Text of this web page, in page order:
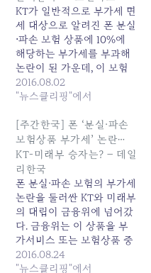
KT가 일반적으로 부가세 면
세 대상으로 알려진 폰 분실
⋅파손 보험 상품에 10%에
해당하는 부가세를 부과해
논란이 된 가운데, 이 보험
상품의 부가세 부당이득 반
환 청구권이 곧 소멸되는 것
하게 세금을 걷은 것이 확인
이 되더라도 법적으로 돌려
받을 길이 없다는 뜻이다.
특히 KT는 올해 해당 보험
상품을 팔면서 보험 가입 상
품…
2016.08.02
"뉴스클리핑"에서
[주간한국] 폰 ‘분실·파손
보험상품 부가세’ 논란…
KT-미래부 승자는? – 데일
리한국
폰 분실·파손 보험의 부가세
논란을 둘러싼 KT와 미래부
의 대립이 금융위에 넘어갔
다. 금융위는 이 상품을 부
가서비스 또는 보험상품 중
하나로 결론 내리게 되고,
업계에서는 소비자 반발을
2016.08.24
"뉴스클리핑"에서